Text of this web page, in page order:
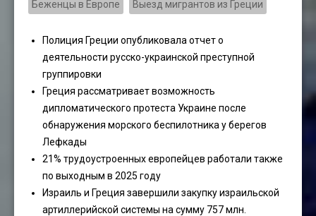
Беженцы в Европе Выезд мигрантов из Греции
Полиция Греции опубликовала отчет о
деятельности русско-украинской преступной
группировки
Греция рассматривает возможность
дипломатического протеста Украине после
обнаружения морского беспилотника у берегов
Лефкады
21% трудоустроенных европейцев работали также
по выходным в 2025 году
Израиль и Греция завершили закупку израильской
артиллерийской системы на сумму 757 млн.